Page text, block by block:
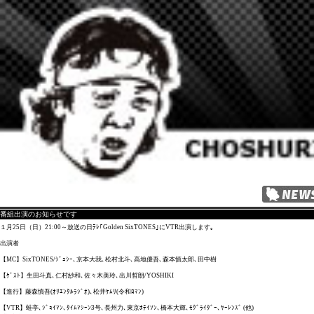
番組出演のお知らせです
１月25日（日）21:00～放送の日ﾃﾚ｢Golden SixTONES｣にVTR出演します｡
出演者
【MC】SixTONES/ｼﾞｪｼｰ､京本大我､松村北斗､高地優吾､森本慎太郎､田中樹
【ｹﾞｽﾄ】生田斗真､仁村紗和､佐々木美玲､出川哲朗/YOSHIKI
【進行】藤森慎吾(ｵﾘｴﾝﾀﾙﾗｼﾞｵ)､松井ｹﾑﾘ(令和ﾛﾏﾝ)
【VTR】蛙亭､ｼﾞｮｲﾏﾝ､ﾀｲﾑﾏｼｰﾝ3号､長州力､東京ﾎﾃｲｿﾝ､橋本大輝､ﾓｸﾞﾗｲﾀﾞｰ､ﾔｰﾚﾝｽﾞ (他)